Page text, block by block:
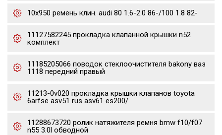
10x950 ремень клин. audi 80 1.6-2.0 86-/100 1.8 82-
11127582245 прокладка клапанной крышки n52
комплект
11185205066 поводок стеклоочистителя bakony ваз
1118 передний правый
11213-0v020 прокладка крышки клапанов toyota
6arfse asv51 rus asv61 es200/
11288673720 ролик натяжителя ремня bmw f10/f07
n55 3.0l обводной